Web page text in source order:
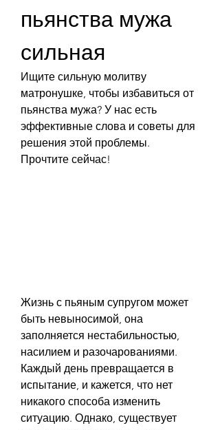
пьянства мужа
сильная
Ищите сильную молитву
матронушке, чтобы избавиться от
пьянства мужа? У нас есть
эффективные слова и советы для
решения этой проблемы.
Прочтите сейчас!
Жизнь с пьяным супругом может
быть невыносимой, она
заполняется нестабильностью,
насилием и разочарованиями.
Каждый день превращается в
испытание, и кажется, что нет
никакого способа изменить
ситуацию. Однако, существует